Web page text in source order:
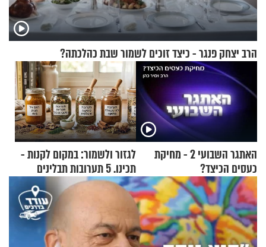
הרב יצחק פנגר - כיצד זוכים לשמור שבת כהלכתה?
האתגר השבועי 2 - מחיקת
כעסים הכיצד?
לגזור ולשמור: במקום לקנות -
תכינו. 5 תערובות תבלינים
שמתאימות להכל